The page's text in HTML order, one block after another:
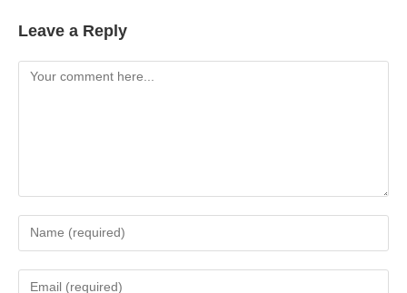
Leave a Reply
Comment
Enter
your
name
Enter